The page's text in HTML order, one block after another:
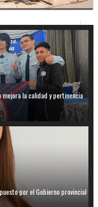
mejora la calidad y pertinencia
por el Gobierno provincial